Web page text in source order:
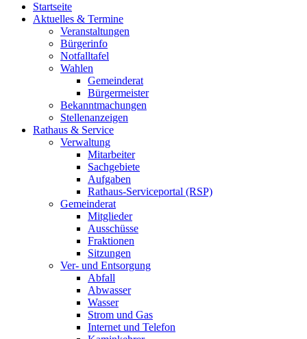
Startseite
Aktuelles & Termine
Veranstaltungen
Bürgerinfo
Notfalltafel
Wahlen
Gemeinderat
Bürgermeister
Bekanntmachungen
Stellenanzeigen
Rathaus & Service
Verwaltung
Mitarbeiter
Sachgebiete
Aufgaben
Rathaus-Serviceportal (RSP)
Gemeinderat
Mitglieder
Ausschüsse
Fraktionen
Sitzungen
Ver- und Entsorgung
Abfall
Abwasser
Wasser
Strom und Gas
Internet und Telefon